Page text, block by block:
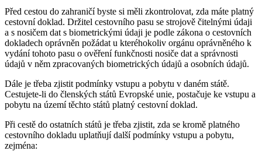
Před cestou do zahraničí byste si měli zkontrolovat, zda máte platný
cestovní doklad. Držitel cestovního pasu se strojově čitelnými údaji
a s nosičem dat s biometrickými údaji je podle zákona o cestovních
dokladech oprávněn požádat u kteréhokoliv orgánu oprávněného k
vydání tohoto pasu o ověření funkčnosti nosiče dat a správnosti
údajů v něm zpracovaných biometrických údajů a osobních údajů.
Dále je třeba zjistit podmínky vstupu a pobytu v daném státě.
Cestujete-li do členských států Evropské unie, postačuje ke vstupu a
pobytu na území těchto států platný cestovní doklad.
Při cestě do ostatních států je třeba zjistit, zda se kromě platného
cestovního dokladu uplatňují další podmínky vstupu a pobytu,
zejména: